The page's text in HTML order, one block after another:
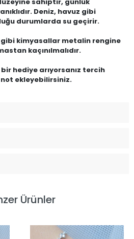
Deniz, havuz gibi
durumlarda su geçirir.
gibi kimyasallar metalin rengine
kaçınılmalıdır.
hediye arıyorsanız tercih
ekleyebilirsiniz.
Ürünler